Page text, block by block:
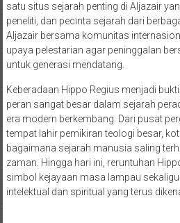
satu situs sejarah penting di Aljazair
peneliti, dan pecinta sejarah dari
Aljazair bersama komunitas
upaya pelestarian agar peninggalan
untuk generasi mendatang.
Keberadaan Hippo Regius menjadi
peran sangat besar dalam sejarah
era modern berkembang. Dari pusat
tempat lahir pemikiran teologi besar,
bagaimana sejarah manusia saling
zaman. Hingga hari ini, reruntuhan
simbol kejayaan masa lampau
intelektual dan spiritual yang terus